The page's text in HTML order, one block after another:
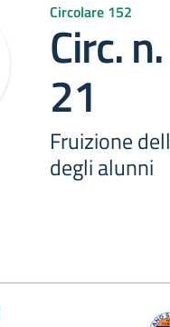
Circolare 152
Circ.
21
Fruizione
degli alunni